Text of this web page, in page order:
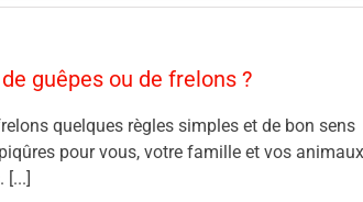
guêpes ou de frelons ?
quelques règles simples et de bon sens
pour vous, votre famille et vos animaux
[...]